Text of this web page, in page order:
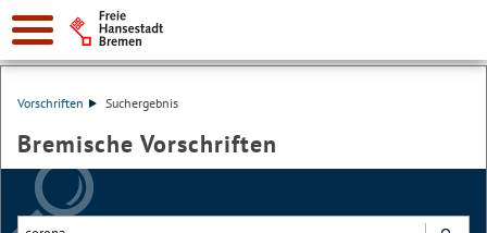
Vorschriften Suchergebnis
Bremische Vorschriften